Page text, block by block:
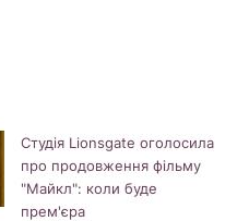
Студія Lionsgate оголосила
про продовження фільму
"Майкл": коли буде
прем'єра